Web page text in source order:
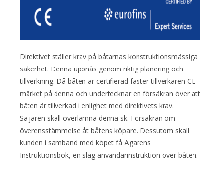
Direktivet ställer krav på båtarnas konstruktionsmässiga
säkerhet. Denna uppnås genom riktig planering och
tillverkning. Då båten är certifierad fäster tillverkaren CE-
märket på denna och undertecknar en försäkran över att
båten är tillverkad i enlighet med direktivets krav.
Säljaren skall överlämna denna sk. Försäkran om
överensstämmelse åt båtens köpare. Dessutom skall
kunden i samband med köpet få Ägarens
Instruktionsbok, en slag användarinstruktion över båten.